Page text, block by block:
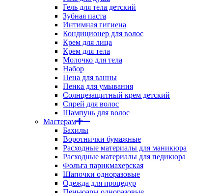
Гель для тела детский
Зубная паста
Интимная гигиена
Кондиционер для волос
Крем для лица
Крем для тела
Молочко для тела
Набор
Пена для ванны
Пенка для умывания
Солнцезащитный крем детский
Спрей для волос
Шампунь для волос
Мастерам
Бахилы
Воротнички бумажные
Расходные материалы для маникюра
Расходные материалы для педикюра
Фольга парикмахерская
Шапочки одноразовые
Одежда для процедур